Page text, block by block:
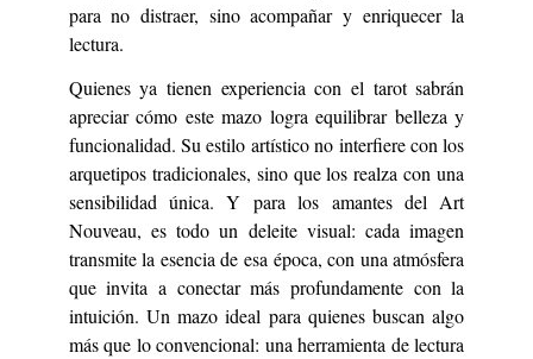
para no distraer, sino acompañar y enriquecer la
lectura.
Quienes ya tienen experiencia con el tarot sabrán
apreciar cómo este mazo logra equilibrar belleza y
funcionalidad. Su estilo artístico no interfiere con los
arquetipos tradicionales, sino que los realza con una
sensibilidad única. Y para los amantes del Art
Nouveau, es todo un deleite visual: cada imagen
transmite la esencia de esa época, con una atmósfera
que invita a conectar más profundamente con la
intuición. Un mazo ideal para quienes buscan algo
más que lo convencional: una herramienta de lectura